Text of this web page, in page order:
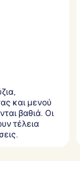
και μενού
βαθιά. Οι
τέλεια